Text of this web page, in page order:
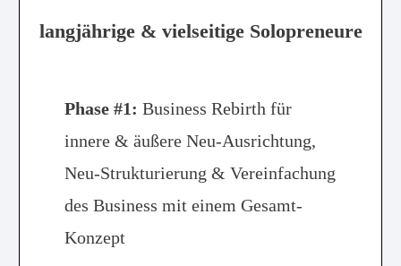
langjährige & vielseitige Solopreneure
Phase #1: Business Rebirth für
innere & äußere Neu-Ausrichtung,
Neu-Strukturierung & Vereinfachung
des Business mit einem Gesamt-
Konzept